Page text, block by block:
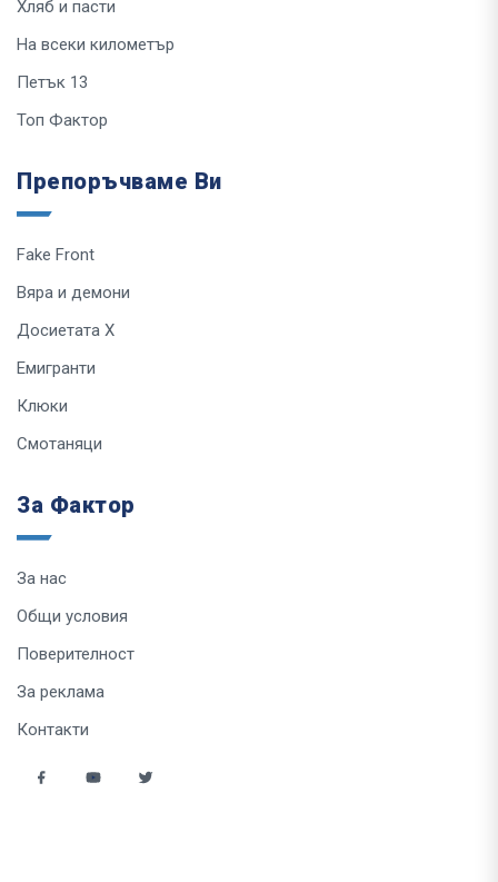
Хляб и пасти
На всеки километър
Петък 13
Топ Фактор
Препоръчваме Ви
Fake Front
Вяра и демони
Досиетата Х
Емигранти
Клюки
Смотаняци
За Фактор
За нас
Общи условия
Поверителност
За реклама
Контакти